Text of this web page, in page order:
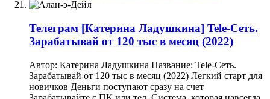
Телеграм [Катерина Ладушкина] Tele-Сеть.
Зарабатывай от 120 тыс в месяц (2022)
Автор: Катерина Ладушкина Название: Tele-Сеть.
Зарабатывай от 120 тыс в месяц (2022) Легкий старт для
новичков Деньги поступают сразу на счет